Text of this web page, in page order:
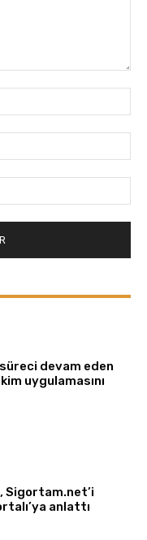
devam eden
uygulamasını
Sigortam.net’i
anlattı